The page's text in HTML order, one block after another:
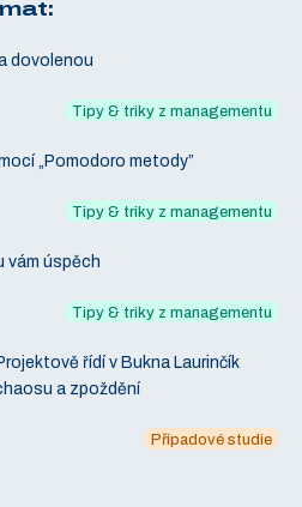
dovolenou
Tipy & triky z managementu
„Pomodoro metody”
Tipy & triky z managementu
vám úspěch
Tipy & triky z managementu
řídí v Bukna Laurinčík
a zpoždění
Případové studie